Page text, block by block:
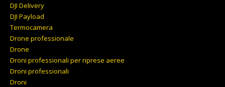
DJI Delivery
DJI Payload
Termocamera
Drone professionale
Drone
Droni professionali per riprese aeree
Droni professionali
Droni